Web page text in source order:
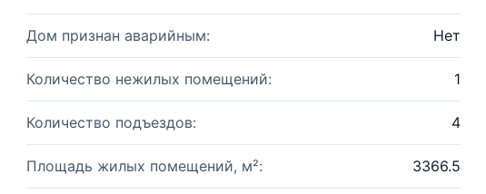
Дом признан аварийным: Нет
Количество нежилых помещений: 1
Количество подъездов: 4
Площадь жилых помещений, м²: 3366.5